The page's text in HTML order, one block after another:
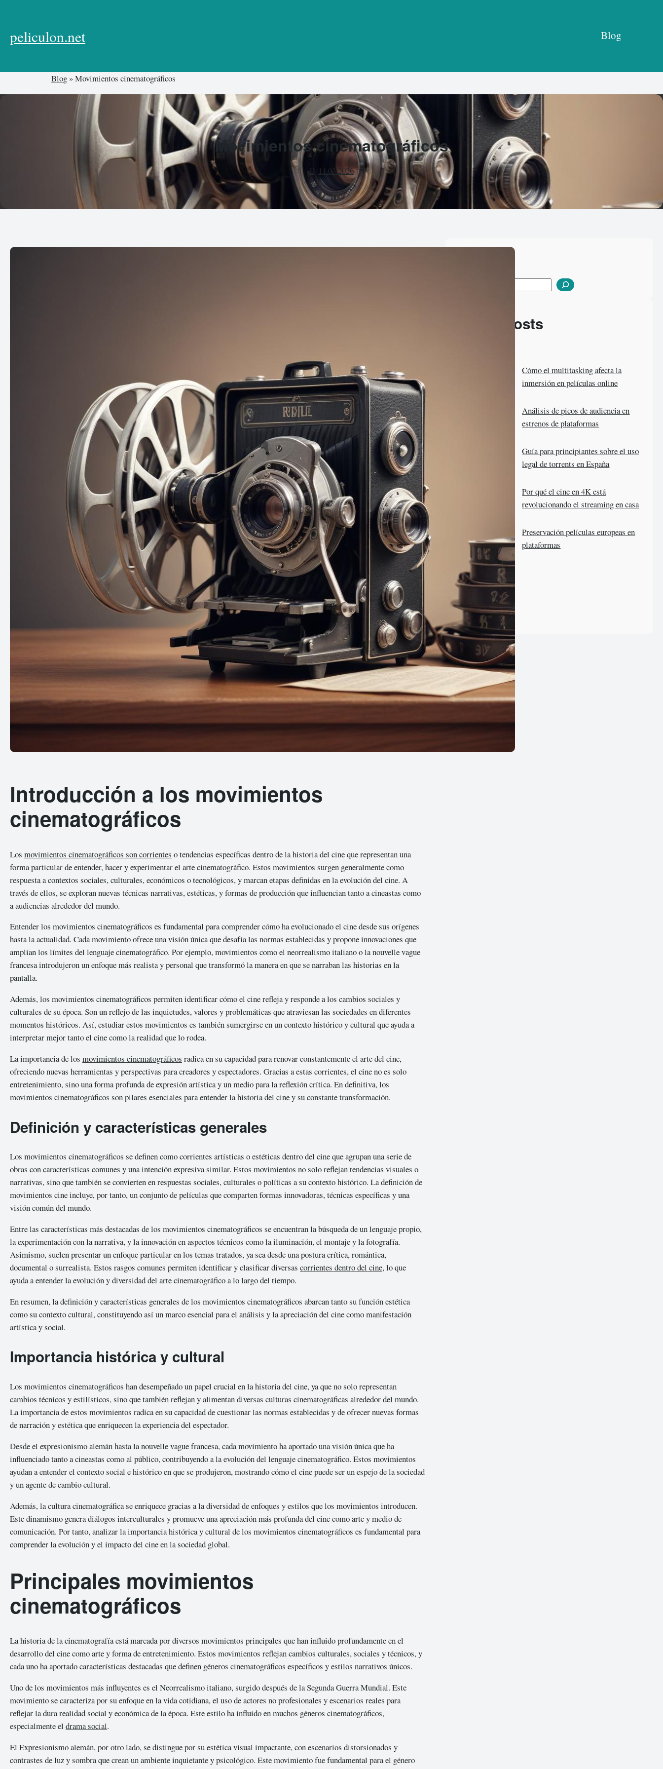
peliculon.net Blog
Blog »Movimientos cinematográficos
Movimientos cinematográficos
11.03.2026
Introducción a los movimientos
cinematográficos
Los movimientos cinematográficos son corrientes o tendencias específicas dentro de la historia del cine que representan una
forma particular de entender, hacer y experimentar el arte cinematográfico. Estos movimientos surgen generalmente como
respuesta a contextos sociales, culturales, económicos o tecnológicos, y marcan etapas definidas en la evolución del cine. A
través de ellos, se exploran nuevas técnicas narrativas, estéticas, y formas de producción que influencian tanto a cineastas como
a audiencias alrededor del mundo.
Entender los movimientos cinematográficos es fundamental para comprender cómo ha evolucionado el cine desde sus orígenes
hasta la actualidad. Cada movimiento ofrece una visión única que desafía las normas establecidas y propone innovaciones que
amplían los límites del lenguaje cinematográfico. Por ejemplo, movimientos como el neorrealismo italiano o la nouvelle vague
francesa introdujeron un enfoque más realista y personal que transformó la manera en que se narraban las historias en la
pantalla.
Además, los movimientos cinematográficos permiten identificar cómo el cine refleja y responde a los cambios sociales y
culturales de su época. Son un reflejo de las inquietudes, valores y problemáticas que atraviesan las sociedades en diferentes
momentos históricos. Así, estudiar estos movimientos es también sumergirse en un contexto histórico y cultural que ayuda a
interpretar mejor tanto el cine como la realidad que lo rodea.
La importancia de los movimientos cinematográficos radica en su capacidad para renovar constantemente el arte del cine,
ofreciendo nuevas herramientas y perspectivas para creadores y espectadores. Gracias a estas corrientes, el cine no es solo
entretenimiento, sino una forma profunda de expresión artística y un medio para la reflexión crítica. En definitiva, los
movimientos cinematográficos son pilares esenciales para entender la historia del cine y su constante transformación.
Definición y características generales
Los movimientos cinematográficos se definen como corrientes artísticas o estéticas dentro del cine que agrupan una serie de
obras con características comunes y una intención expresiva similar. Estos movimientos no solo reflejan tendencias visuales o
narrativas, sino que también se convierten en respuestas sociales, culturales o políticas a su contexto histórico. La definición de
movimientos cine incluye, por tanto, un conjunto de películas que comparten formas innovadoras, técnicas específicas y una
visión común del mundo.
Entre las características más destacadas de los movimientos cinematográficos se encuentran la búsqueda de un lenguaje propio,
la experimentación con la narrativa, y la innovación en aspectos técnicos como la iluminación, el montaje y la fotografía.
Asimismo, suelen presentar un enfoque particular en los temas tratados, ya sea desde una postura crítica, romántica,
documental o surrealista. Estos rasgos comunes permiten identificar y clasificar diversas corrientes dentro del cine, lo que
ayuda a entender la evolución y diversidad del arte cinematográfico a lo largo del tiempo.
En resumen, la definición y características generales de los movimientos cinematográficos abarcan tanto su función estética
como su contexto cultural, constituyendo así un marco esencial para el análisis y la apreciación del cine como manifestación
artística y social.
Importancia histórica y cultural
Los movimientos cinematográficos han desempeñado un papel crucial en la historia del cine, ya que no solo representan
cambios técnicos y estilísticos, sino que también reflejan y alimentan diversas culturas cinematográficas alrededor del mundo.
La importancia de estos movimientos radica en su capacidad de cuestionar las normas establecidas y de ofrecer nuevas formas
de narración y estética que enriquecen la experiencia del espectador.
Desde el expresionismo alemán hasta la nouvelle vague francesa, cada movimiento ha aportado una visión única que ha
influenciado tanto a cineastas como al público, contribuyendo a la evolución del lenguaje cinematográfico. Estos movimientos
ayudan a entender el contexto social e histórico en que se produjeron, mostrando cómo el cine puede ser un espejo de la sociedad
y un agente de cambio cultural.
Además, la cultura cinematográfica se enriquece gracias a la diversidad de enfoques y estilos que los movimientos introducen.
Este dinamismo genera diálogos interculturales y promueve una apreciación más profunda del cine como arte y medio de
comunicación. Por tanto, analizar la importancia histórica y cultural de los movimientos cinematográficos es fundamental para
comprender la evolución y el impacto del cine en la sociedad global.
Principales movimientos
cinematográficos
La historia de la cinematografía está marcada por diversos movimientos principales que han influido profundamente en el
desarrollo del cine como arte y forma de entretenimiento. Estos movimientos reflejan cambios culturales, sociales y técnicos, y
cada uno ha aportado características destacadas que definen géneros cinematográficos específicos y estilos narrativos únicos.
Uno de los movimientos más influyentes es el Neorrealismo italiano, surgido después de la Segunda Guerra Mundial. Este
movimiento se caracteriza por su enfoque en la vida cotidiana, el uso de actores no profesionales y escenarios reales para
reflejar la dura realidad social y económica de la época. Este estilo ha influido en muchos géneros cinematográficos,
especialmente el drama social.
El Expresionismo alemán, por otro lado, se distingue por su estética visual impactante, con escenarios distorsionados y
contrastes de luz y sombra que crean un ambiente inquietante y psicológico. Este movimiento fue fundamental para el género
Latest Posts
Cómo el multitasking afecta la
inmersión en películas online
Análisis de picos de audiencia en
estrenos de plataformas
Guía para principiantes sobre el uso
legal de torrents en España
Por qué el cine en 4K está
revolucionando el streaming en casa
Preservación películas europeas en
plataformas